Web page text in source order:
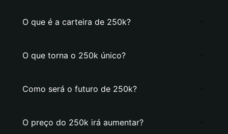
O que é a carteira de 250k?
O que torna o 250k único?
Como será o futuro de 250k?
O preço do 250k irá aumentar?